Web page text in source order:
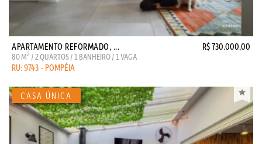
APARTAMENTO REFORMADO, ... R$ 730.000,00
80 M2 / 2 QUARTOS / 1 BANHEIRO / 1 VAGA
RU: 9743 - POMPÉIA